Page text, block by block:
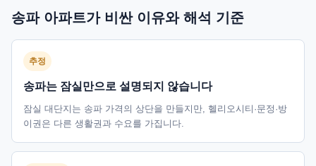
송파 아파트가 비싼 이유와 해석 기준
추정
송파는 잠실만으로 설명되지 않습니다
잠실 대단지는 송파 가격의 상단을 만들지만, 헬리오시티·문정·방
이권은 다른 생활권과 수요를 가집니다.